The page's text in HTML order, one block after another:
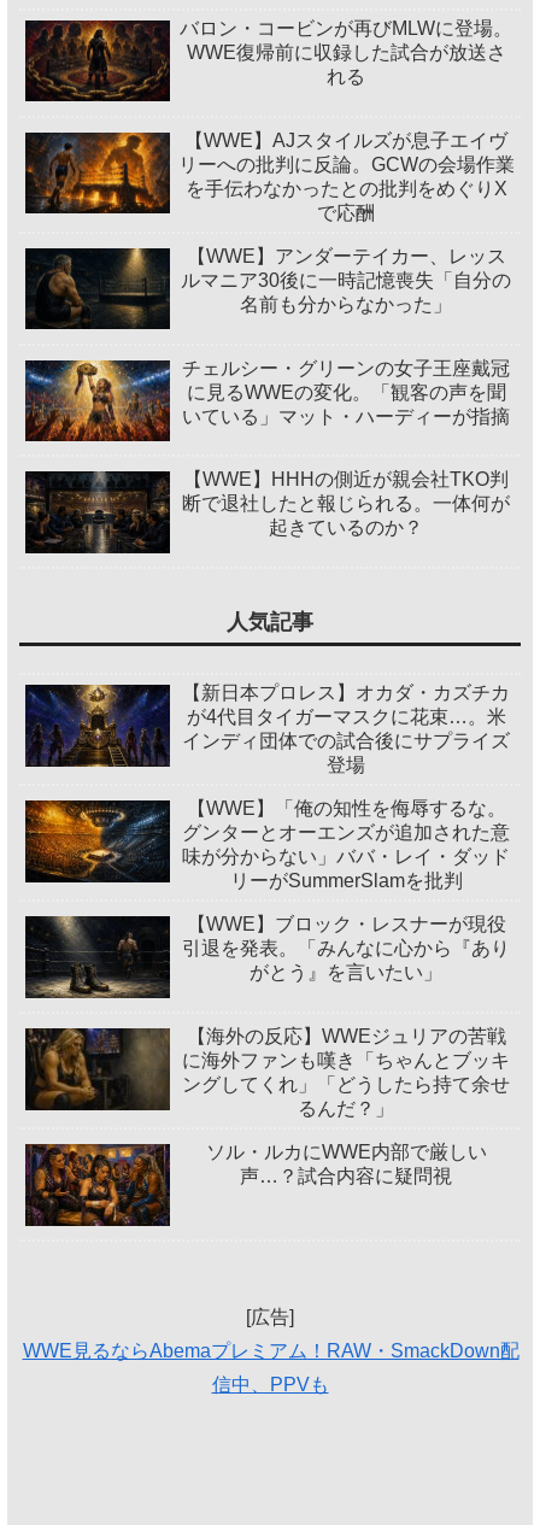
バロン・コービンが再びMLWに登場。
WWE復帰前に収録した試合が放送さ
れる
【WWE】AJスタイルズが息子エイヴ
リーへの批判に反論。GCWの会場作業
を手伝わなかったとの批判をめぐりX
で応酬
【WWE】アンダーテイカー、レッス
ルマニア30後に一時記憶喪失「自分の
名前も分からなかった」
チェルシー・グリーンの女子王座戴冠
に見るWWEの変化。「観客の声を聞
いている」マット・ハーディーが指摘
【WWE】HHHの側近が親会社TKO判
断で退社したと報じられる。一体何が
起きているのか？
人気記事
【新日本プロレス】オカダ・カズチカ
が4代目タイガーマスクに花束…。米
インディ団体での試合後にサプライズ
登場
【WWE】「俺の知性を侮辱するな。
グンターとオーエンズが追加された意
味が分からない」ババ・レイ・ダッド
リーがSummerSlamを批判
【WWE】ブロック・レスナーが現役
引退を発表。「みんなに心から『あり
がとう』を言いたい」
【海外の反応】WWEジュリアの苦戦
に海外ファンも嘆き「ちゃんとブッキ
ングしてくれ」「どうしたら持て余せ
るんだ？」
ソル・ルカにWWE内部で厳しい
声…？試合内容に疑問視
[広告]
WWE見るならAbemaプレミアム！RAW・SmackDown配
信中、PPVも